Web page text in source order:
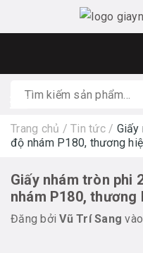
Trang chủ / Tin tức / Giấy
độ nhám P180, thương
Giấy nhám tròn phi
nhám P180,
Đăng bởiVũ Trí Sang